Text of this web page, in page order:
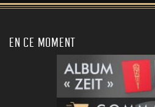
EN CE MOMENT